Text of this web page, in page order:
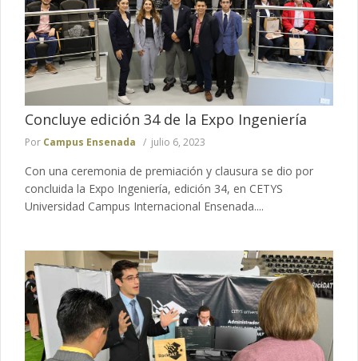
Concluye edición 34 de la Expo Ingeniería
Por Campus Ensenada julio 6, 2023
Con una ceremonia de premiación y clausura se dio por
concluida la Expo Ingeniería, edición 34, en CETYS
Universidad Campus Internacional Ensenada....